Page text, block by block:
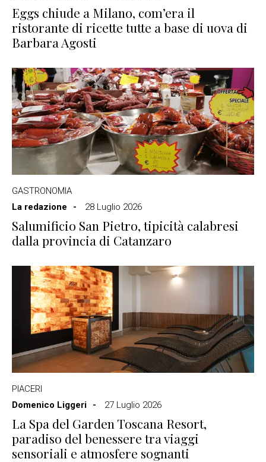
Eggs chiude a Milano, com’era il
ristorante di ricette tutte a base di uova di
Barbara Agosti
GASTRONOMIA
La redazione
28 Luglio 2026
Salumificio San Pietro, tipicità calabresi
dalla provincia di Catanzaro
PIACERI
Domenico Liggeri
27 Luglio 2026
La Spa del Garden Toscana Resort,
paradiso del benessere tra viaggi
sensoriali e atmosfere sognanti